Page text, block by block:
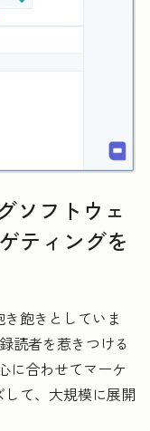
ソフトウェ
ティングを
飽きとしていま
読者を惹きつける
に合わせてマーケ
て、大規模に展開